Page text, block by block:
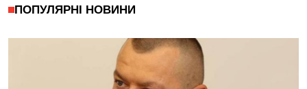
ПОПУЛЯРНІ НОВИНИ